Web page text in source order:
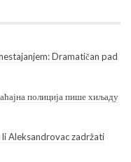
Dramatičan pad
полиција пише хиљаду
Aleksandrovac zadržati